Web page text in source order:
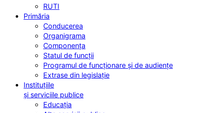
RUTI
Primăria
Conducerea
Organigrama
Componența
Statul de funcții
Programul de funcționare și de audiențe
Extrase din legislație
Instituțiile
și serviciile publice
Educația